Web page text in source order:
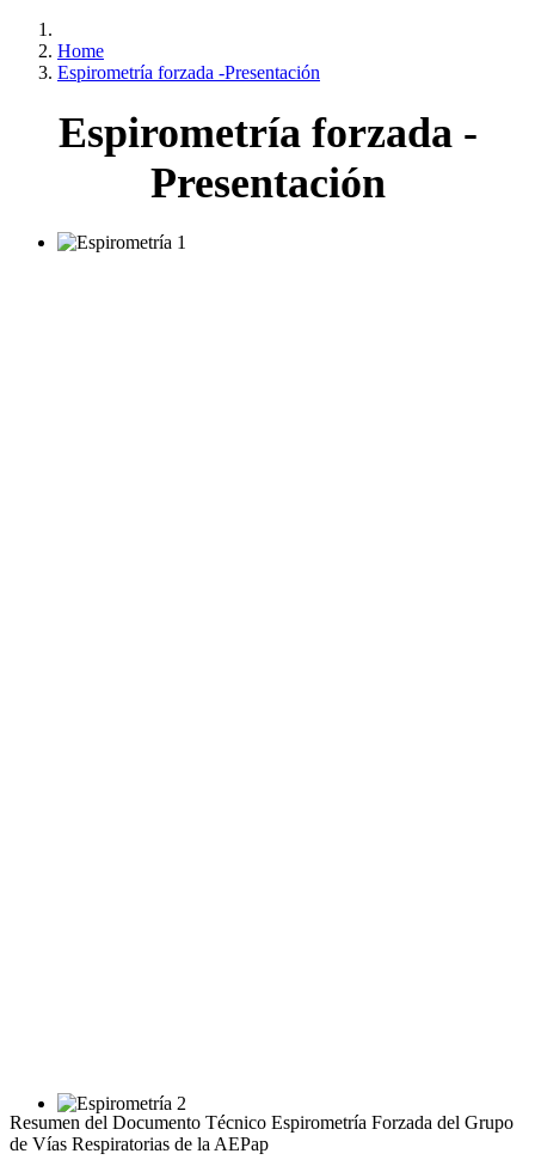
Home
Espirometría forzada -Presentación
Espirometría forzada -
Presentación
Resumen del Documento Técnico Espirometría Forzada del Grupo
de Vías Respiratorias de la AEPap